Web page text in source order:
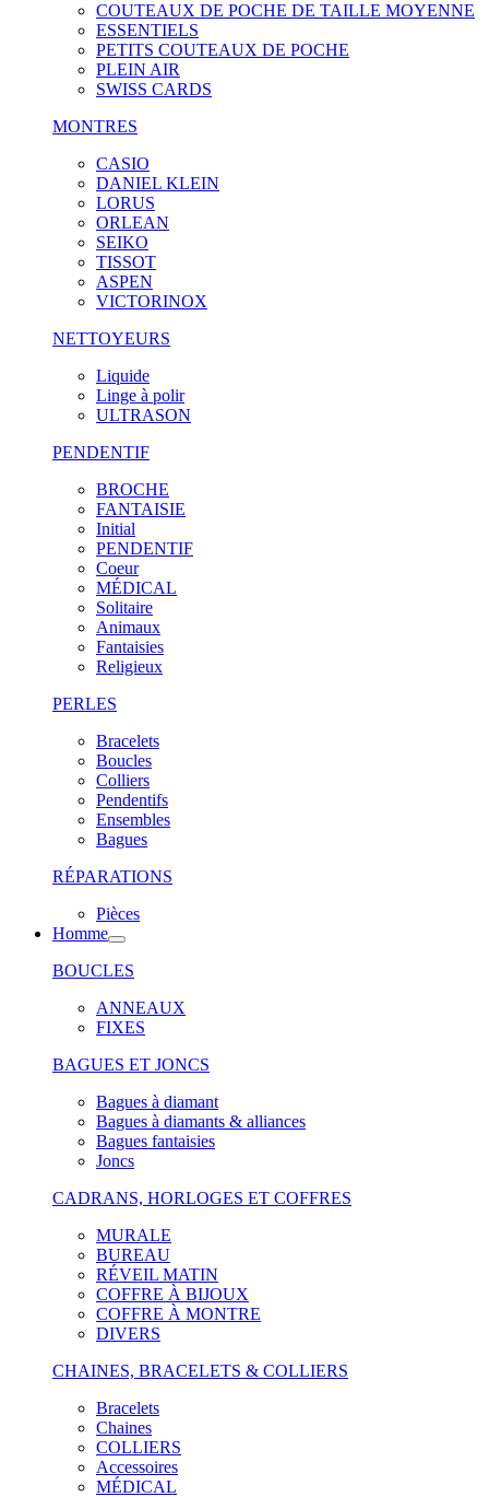
COUTEAUX DE POCHE DE TAILLE MOYENNE
ESSENTIELS
PETITS COUTEAUX DE POCHE
PLEIN AIR
SWISS CARDS
MONTRES
CASIO
DANIEL KLEIN
LORUS
ORLEAN
SEIKO
TISSOT
ASPEN
VICTORINOX
NETTOYEURS
Liquide
Linge à polir
ULTRASON
PENDENTIF
BROCHE
FANTAISIE
Initial
PENDENTIF
Coeur
MÉDICAL
Solitaire
Animaux
Fantaisies
Religieux
PERLES
Bracelets
Boucles
Colliers
Pendentifs
Ensembles
Bagues
RÉPARATIONS
Pièces
Homme
BOUCLES
ANNEAUX
FIXES
BAGUES ET JONCS
Bagues à diamant
Bagues à diamants & alliances
Bagues fantaisies
Joncs
CADRANS, HORLOGES ET COFFRES
MURALE
BUREAU
RÉVEIL MATIN
COFFRE À BIJOUX
COFFRE À MONTRE
DIVERS
CHAINES, BRACELETS & COLLIERS
Bracelets
Chaines
COLLIERS
Accessoires
MÉDICAL